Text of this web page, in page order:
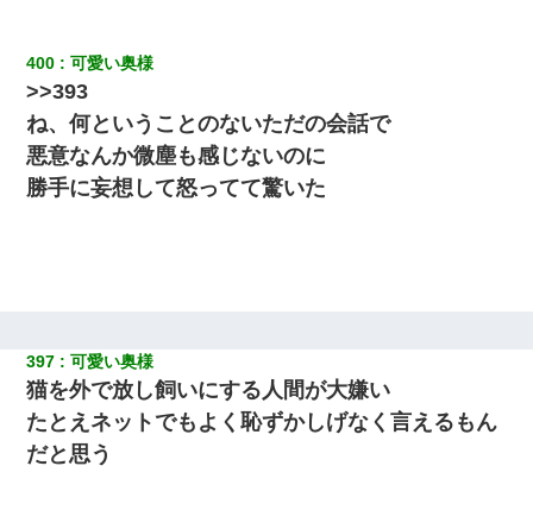
400 可愛い奥様
>>393
ね、何ということのないただの会話で
悪意なんか微塵も感じないのに
勝手に妄想して怒ってて驚いた
397 可愛い奥様
猫を外で放し飼いにする人間が大嫌い
たとえネットでもよく恥ずかしげなく言えるもん
だと思う